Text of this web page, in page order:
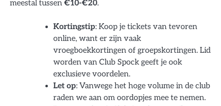
meestal tussen €10-€20.
Kortingstip: Koop je tickets van tevoren
online, want er zijn vaak
vroegboekkortingen of groepskortingen. Lid
worden van Club Spock geeft je ook
exclusieve voordelen.
Let op: Vanwege het hoge volume in de club
raden we aan om oordopjes mee te nemen.